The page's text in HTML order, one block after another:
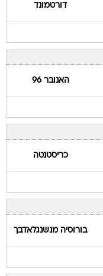
דורטמונד
האנובר 96
כריסטנטה
בורוסיה מנשנגלאדבך